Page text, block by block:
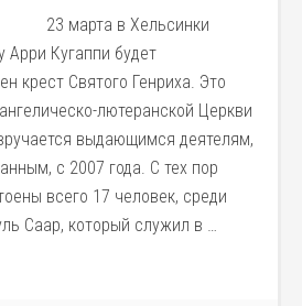
23 марта в Хельсинки
Арри Кугаппи будет
крест Святого Генриха. Это
лютеранской Церкви
выдающимся деятелям,
с 2007 года. С тех пор
всего 17 человек, среди
Саар, который служил в …